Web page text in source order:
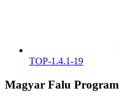
TOP-1.4.1-19
Magyar Falu Program